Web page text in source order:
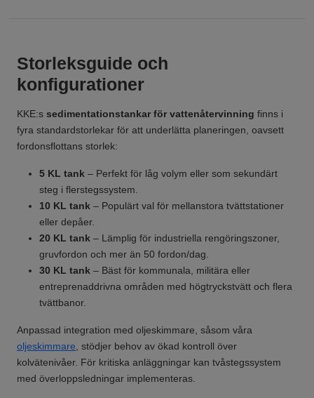
Storleksguide och
konfigurationer
KKE:s sedimentationstankar för vattenåtervinning finns i
fyra standardstorlekar för att underlätta planeringen, oavsett
fordonsflottans storlek:
5 KL tank – Perfekt för låg volym eller som sekundärt
steg i flerstegssystem.
10 KL tank – Populärt val för mellanstora tvättstationer
eller depåer.
20 KL tank – Lämplig för industriella rengöringszoner,
gruvfordon och mer än 50 fordon/dag.
30 KL tank – Bäst för kommunala, militära eller
entreprenaddrivna områden med högtryckstvätt och flera
tvättbanor.
Anpassad integration med oljeskimmare, såsom våra
oljeskimmare , stödjer behov av ökad kontroll över
kolvätenivåer. För kritiska anläggningar kan tvåstegssystem
med överloppsledningar implementeras.